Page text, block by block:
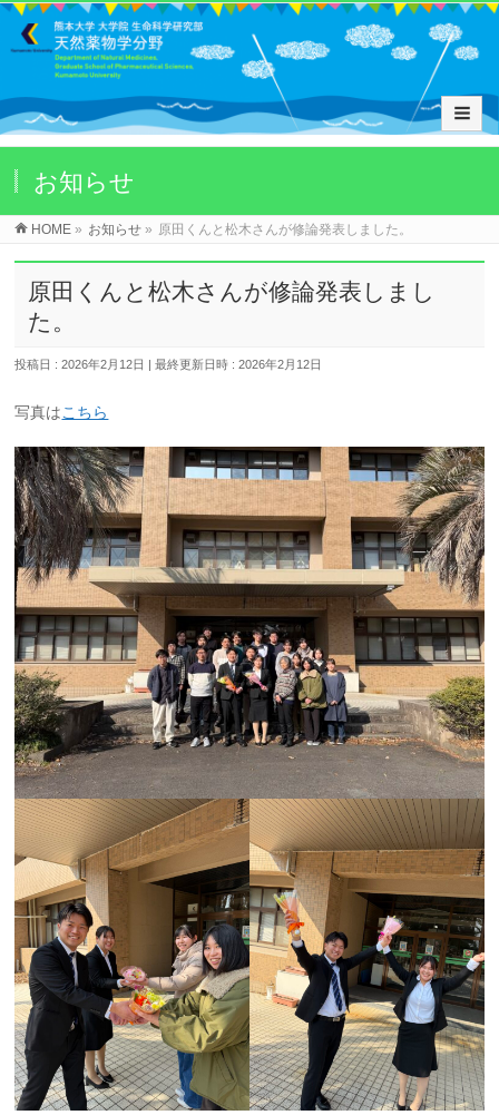
お知らせ
HOME » お知らせ » 原田くんと松木さんが修論発表しました。
原田くんと松木さんが修論発表しまし
た。
投稿日 : 2026年2月12日 最終更新日時 : 2026年2月12日
写真はこちら